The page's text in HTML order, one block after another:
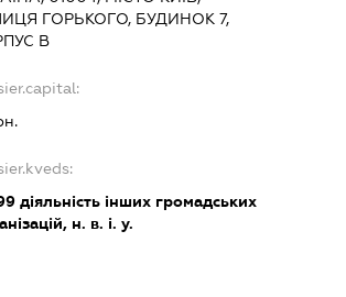
ГОРЬКОГО, БУДИНОК 7,
В
діяльність інших громадських
н. в. і. у.